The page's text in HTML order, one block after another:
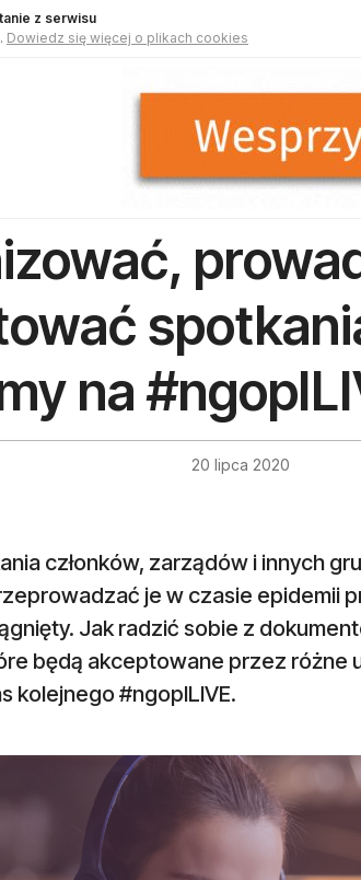
z serwisu
Dowiedz się więcej o plikach cookies
na
20 lipca 2020
członków, zarządów i innych
je w czasie epidemii
Jak radzić sobie z
będą akceptowane przez różne
kolejnego #ngoplLIVE.